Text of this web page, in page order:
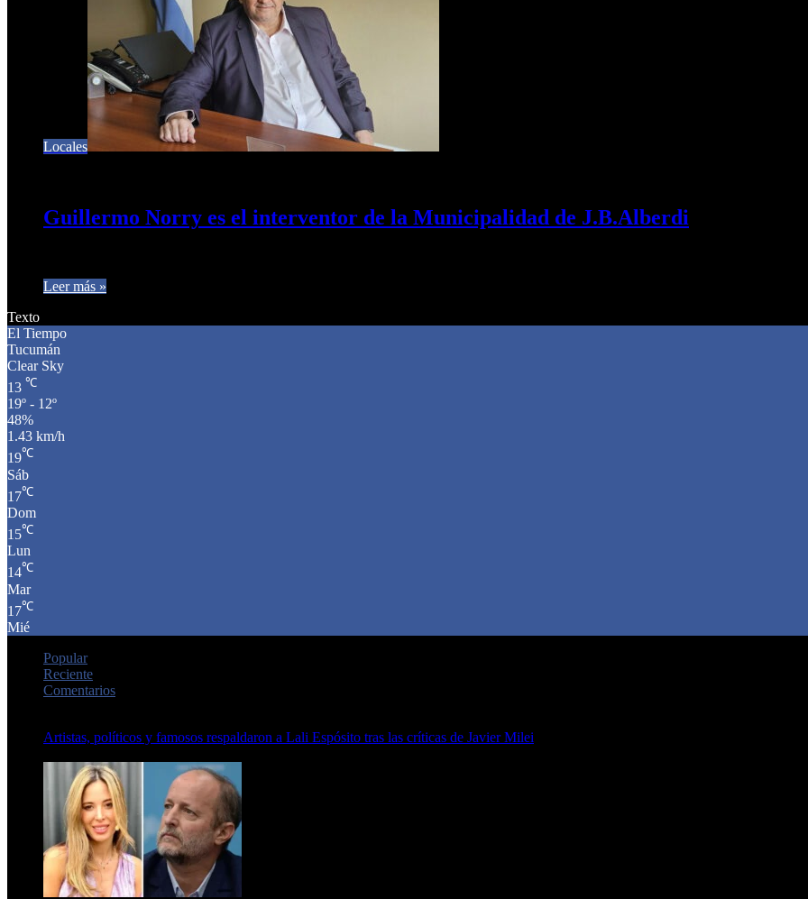
Locales
Guillermo Norry es el interventor de la Municipalidad de J.B.Alberdi
Leer más »
Texto
El Tiempo
Tucumán
Clear Sky
13 ℃
19º - 12º
48%
1.43 km/h
19℃
Sáb
17℃
Dom
15℃
Lun
14℃
Mar
17℃
Mié
Popular
Reciente
Comentarios
Artistas, políticos y famosos respaldaron a Lali Espósito tras las críticas de Javier Milei